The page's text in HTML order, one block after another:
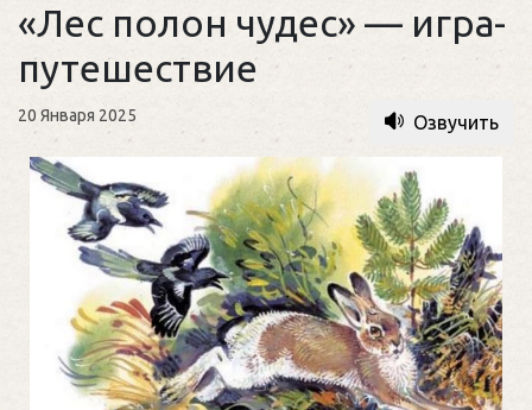
«Лес полон чудес» — игра-
путешествие
20 Января 2025 Озвучить